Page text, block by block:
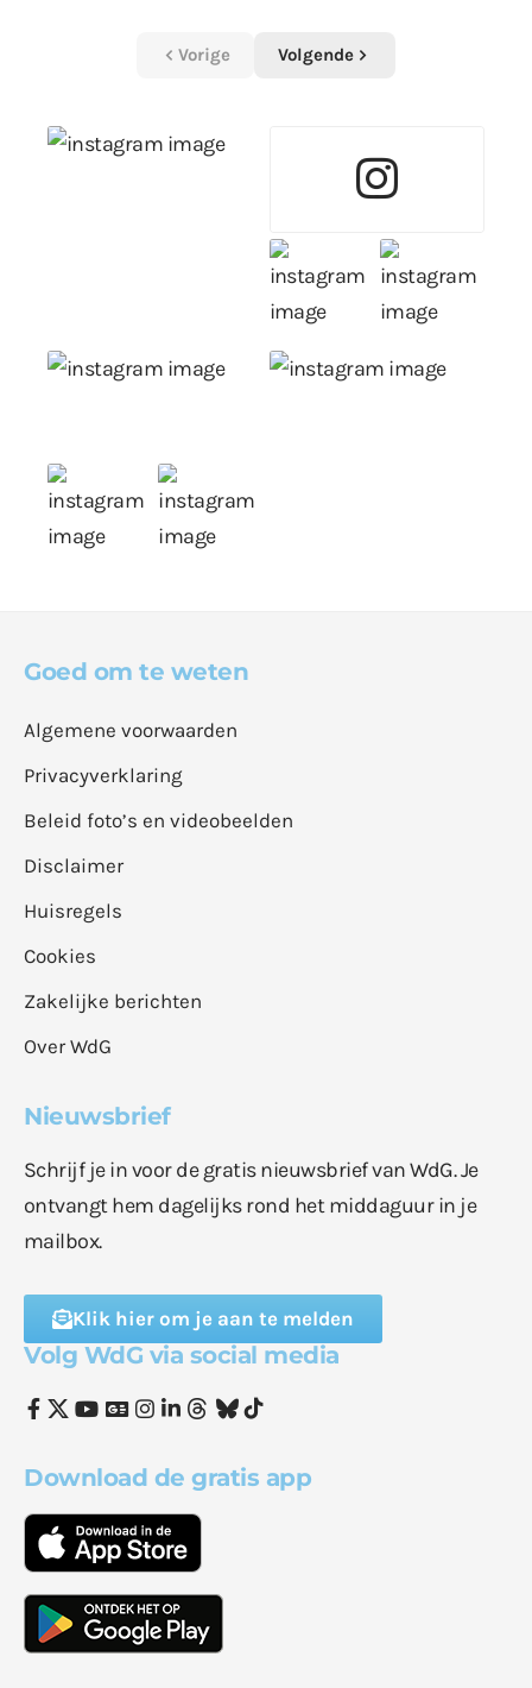
Vorige Volgende
Goed om te weten
Algemene voorwaarden
Privacyverklaring
Beleid foto’s en videobeelden
Disclaimer
Huisregels
Cookies
Zakelijke berichten
Over WdG
Nieuwsbrief
Schrijf je in voor de gratis nieuwsbrief van WdG. Je
ontvangt hem dagelijks rond het middaguur in je
mailbox.
Klik hier om je aan te melden
Volg WdG via social media
Download de gratis app